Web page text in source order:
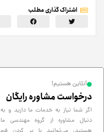
اشتراک گذاری مطلب
آنلاین هستیم!
درخواست مشاوره رایگان
اگر شما نیاز به خدمات ما دارید و به
دنبال مشاوره از گروه مهندسی ما